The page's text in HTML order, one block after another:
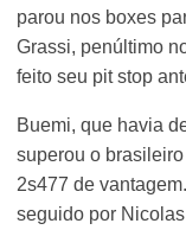
parou nos boxes
Grassi, penúltimo
feito seu pit stop
Buemi, que havia
superou o
2s477 de
seguido por